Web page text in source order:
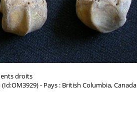
droits
- Pays : British Columbia, Canada